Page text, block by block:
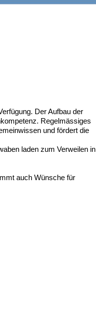
Der Aufbau der
Regelmässiges
und fördert die
laden zum Verweilen in
auch Wünsche für